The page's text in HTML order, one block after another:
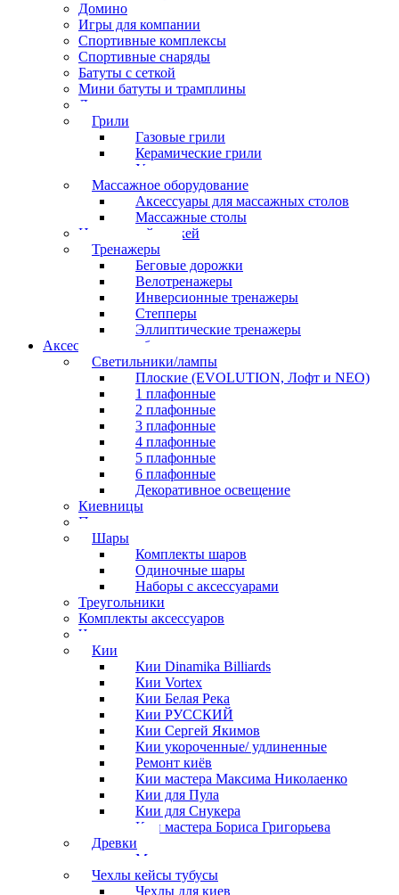
Домино
Игры для компании
Спортивные комплексы
Спортивные снаряды
Батуты с сеткой
Мини батуты и трамплины
Дартс
Грили
Газовые грили
Керамические грили
Угольные грили
Массажное оборудование
Аксессуары для массажных столов
Массажные столы
Настольный хоккей
Тренажеры
Беговые дорожки
Велотренажеры
Инверсионные тренажеры
Степперы
Эллиптические тренажеры
Аксессуары для бильярда
Светильники/лампы
Плоские (EVOLUTION, Лофт и NEO)
1 плафонные
2 плафонные
3 плафонные
4 плафонные
5 плафонные
6 плафонные
Декоративное освещение
Киевницы
Полочки
Шары
Комплекты шаров
Одиночные шары
Наборы с аксессуарами
Треугольники
Комплекты аксессуаров
Часы
Кии
Кии Dinamika Billiards
Кии Vortex
Кии Белая Река
Кии РУССКИЙ
Кии Сергей Якимов
Кии укороченные/ удлиненные
Ремонт киёв
Кии мастера Максима Николаенко
Кии для Пула
Кии для Снукера
Кии мастера Бориса Григорьева
Древки
Мосты для киев
Чехлы кейсы тубусы
Чехлы для киев